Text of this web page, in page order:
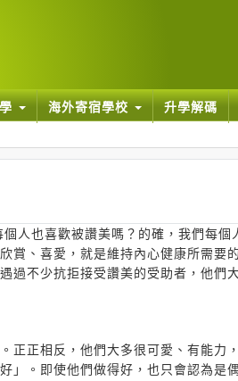
海外寄宿學校 升學解碼
人也喜歡被讚美嗎？的確，我們每
賞、喜愛，就是維持內心健康所需要
過不少抗拒接受讚美的受助者，他們
正正相反，他們大多很可愛、有能力
」。即使他們做得好，也只會認為是